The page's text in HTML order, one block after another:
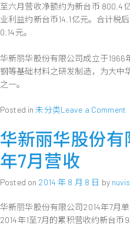
至六月营收净额约为新台币 800.4
业利益约新台币14.1亿元。合计税
0.14元。
华新丽华股份有限公司成立于
钢等基础材料之研发制造，为大中
之一。
Posted in未分类Leave a Commenton
○
华新丽华股份有
年7月营收
Posted on 2014 年 8 月 8 日 by
华新丽华股份有限公司2014年7月
2014年1至7月的累积营收约新台币